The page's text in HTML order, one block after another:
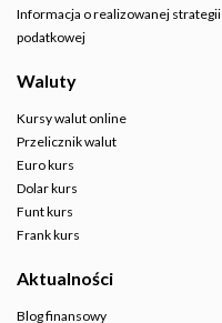
Informacja o realizowanej strategii
podatkowej
Waluty
Kursy walut online
Przelicznik walut
Euro kurs
Dolar kurs
Funt kurs
Frank kurs
Aktualności
Blog finansowy